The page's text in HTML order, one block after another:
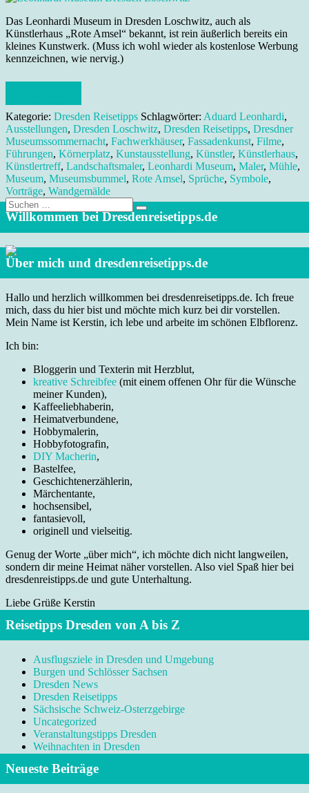
Das Leonhardi Museum in Dresden Loschwitz, auch als
Künstlerhaus „Rote Amsel“ bekannt, ist rein äußerlich bereits ein
kleines Kunstwerk. (Muss ich wohl wieder als kostenlose Werbung
kennzeichnen, wie nervig.)
Kategorie: Dresden Reisetipps Schlagwörter: Aduard Leonhardi,
Ausstellungen, Dresden Loschwitz, Dresden Reisetipps, Dresdner
Museumssommernacht, Fachwerkhäuser, Fassadenkunst, Filme,
Führungen, Körnerplatz, Kunstausstellung, Künstler, Künstlerhaus,
Künstlertreff, Landschaftsmaler, Leonhardi Museum, Maler, Mühle,
Museum, Museumsbummel, Rote Amsel, Sprüche, Symbole,
Vorträge, Wandgemälde
Suche
nach:
Willkommen bei Dresdenreisetipps.de
Über mich und dresdenreisetipps.de
Hallo und herzlich willkommen bei dresdenreisetipps.de. Ich freue
mich, dass du hier bist und möchte mich kurz bei dir vorstellen.
Mein Name ist Kerstin, ich lebe und arbeite im schönen Elbflorenz.
Ich bin:
Bloggerin und Texterin mit Herzblut,
kreative Schreibfee (mit einem offenen Ohr für die Wünsche
meiner Kunden),
Kaffeeliebhaberin,
Heimatverbundene,
Hobbymalerin,
Hobbyfotografin,
DIY Macherin,
Bastelfee,
Geschichtenerzählerin,
Märchentante,
hochsensibel,
fantasievoll,
originell und vielseitig.
Genug der Worte „über mich“, ich möchte dich nicht langweilen,
sondern dir meine Heimat näher vorstellen. Also viel Spaß hier bei
dresdenreistipps.de und gute Unterhaltung.
Liebe Grüße Kerstin
Reisetipps Dresden von A bis Z
Ausflugsziele in Dresden und Umgebung
Burgen und Schlösser Sachsen
Dresden News
Dresden Reisetipps
Sächsische Schweiz-Osterzgebirge
Uncategorized
Veranstaltungstipps Dresden
Weihnachten in Dresden
Neueste Beiträge